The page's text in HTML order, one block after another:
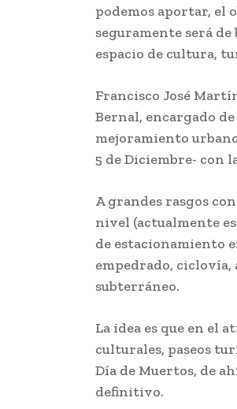
podemos aportar, el
seguramente será
espacio de cultura,
Francisco José
Bernal, encargado
mejoramiento
5 de Diciembre- con
A grandes rasgos
nivel (actualmente
de estacionamiento
empedrado, ciclovía,
subterráneo.
La idea es que en el
culturales, paseos
Día de Muertos, de
definitivo.